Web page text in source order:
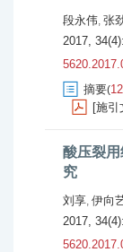
段永伟, 张
2017,
摘要(
[施引
酸压裂
究
刘享, 伊向
2017,